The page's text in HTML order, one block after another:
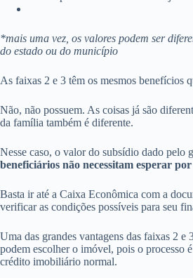
*mais uma vez, os valores podem ser
do estado ou do município
As faixas 2 e 3 têm os mesmos benefícios
Não, não possuem. As coisas já são
da família também é diferente.
Nesse caso, o valor do subsídio dado pelo
beneficiários não necessitam esperar
Basta ir até a Caixa Econômica com a
verificar as condições possíveis para seu
Uma das grandes vantagens das faixas 2 e
podem escolher o imóvel, pois o processo
crédito imobiliário normal.